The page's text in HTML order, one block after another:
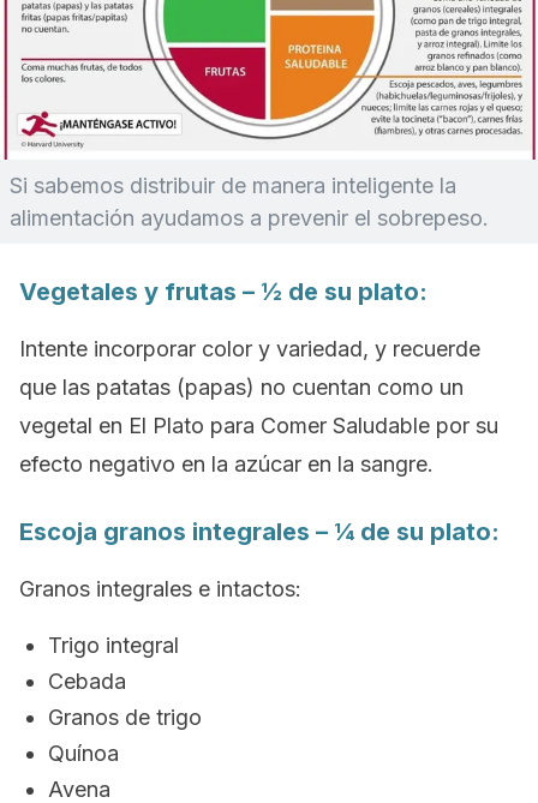
Si sabemos distribuir de manera inteligente la
alimentación ayudamos a prevenir el sobrepeso.
Vegetales y frutas – ½ de su plato:
Intente incorporar color y variedad, y recuerde
que las patatas (papas) no cuentan como un
vegetal en El Plato para Comer Saludable por su
efecto negativo en la azúcar en la sangre.
Escoja granos integrales – ¼ de su plato:
Granos integrales e intactos:
Trigo integral
Cebada
Granos de trigo
Quínoa
Avena